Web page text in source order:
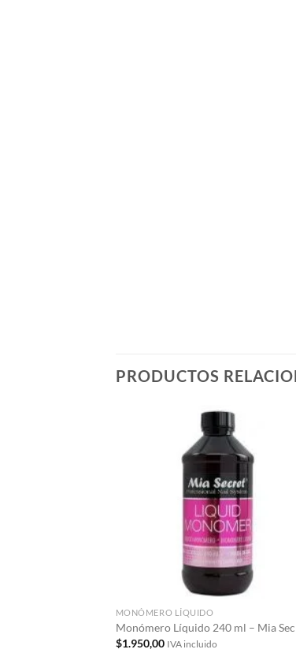
PRODUCTOS
MONÓMERO LÍQUIDO
Monómero Líquido 240 ml – Mia
$1.950,00 IVA incluido